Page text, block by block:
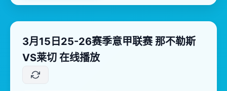
3月15日25-26赛季意甲联赛 那不勒斯
VS莱切 在线播放